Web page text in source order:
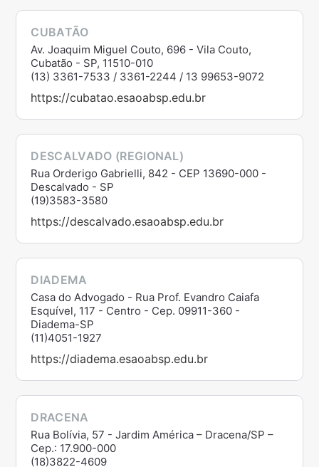
CUBATÃO
Av. Joaquim Miguel Couto, 696 - Vila Couto,
Cubatão - SP, 11510-010
(13) 3361-7533 / 3361-2244 / 13 99653-9072
https://cubatao.esaoabsp.edu.br
DESCALVADO (REGIONAL)
Rua Orderigo Gabrielli, 842 - CEP 13690-000 -
Descalvado - SP
(19)3583-3580
https://descalvado.esaoabsp.edu.br
DIADEMA
Casa do Advogado - Rua Prof. Evandro Caiafa
Esquível, 117 - Centro - Cep. 09911-360 -
Diadema-SP
(11)4051-1927
https://diadema.esaoabsp.edu.br
DRACENA
Rua Bolívia, 57 - Jardim América – Dracena/SP –
Cep.: 17.900-000
(18)3822-4609